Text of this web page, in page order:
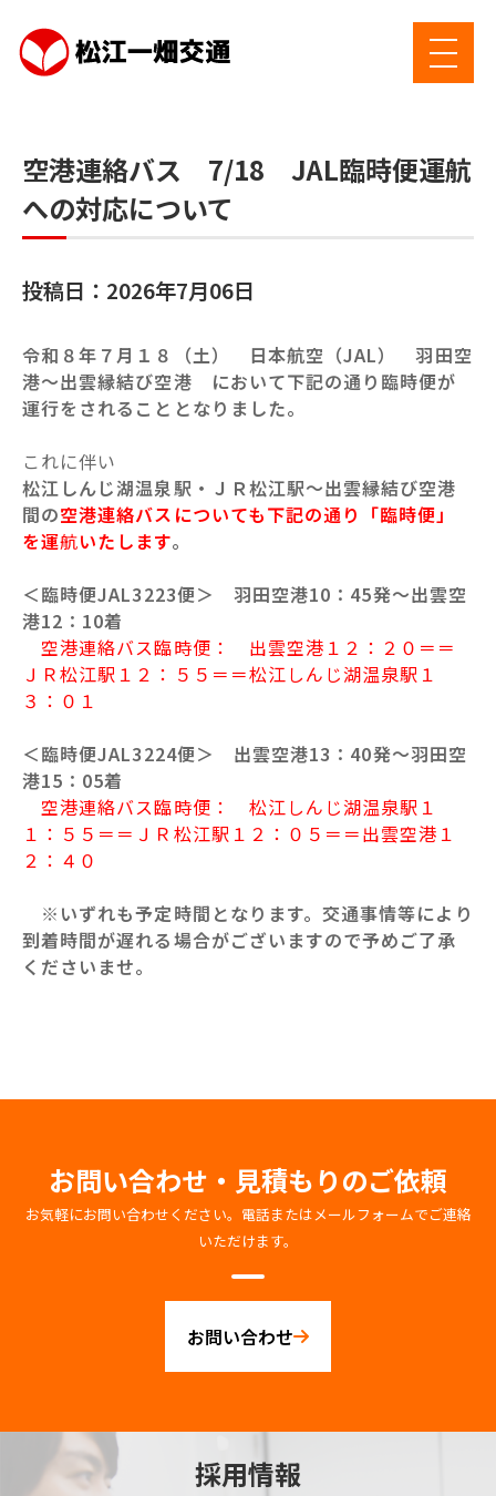
空港連絡バス 7/18 JAL臨時便運航
への対応について
投稿日：2026年7月06日
令和８年７月１８（土） 日本航空（JAL） 羽田空
港～出雲縁結び空港 において下記の通り臨時便が
運行をされることとなりました。
これに伴い
松江しんじ湖温泉駅・ＪＲ松江駅～出雲縁結び空港
間の空港連絡バスについても下記の通り「臨時便」
を運航いたします。
＜臨時便JAL3223便＞ 羽田空港10：45発～出雲空
港12：10着
空港連絡バス臨時便： 出雲空港１２：２０＝＝
ＪＲ松江駅１２：５５＝＝松江しんじ湖温泉駅１
３：０１
＜臨時便JAL3224便＞ 出雲空港13：40発～羽田空
港15：05着
空港連絡バス臨時便： 松江しんじ湖温泉駅１
１：５５＝＝ＪＲ松江駅１２：０５＝＝出雲空港１
２：４０
※いずれも予定時間となります。交通事情等により
到着時間が遅れる場合がございますので予めご了承
くださいませ。
お問い合わせ・見積もりのご依頼
お気軽にお問い合わせください。電話またはメールフォームでご連絡
いただけます。
お問い合わせ
採用情報